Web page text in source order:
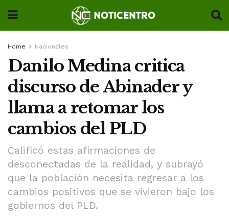
Home Nacionales
Danilo Medina critica
discurso de Abinader y
llama a retomar los
cambios del PLD
Calificó estas afirmaciones de
desconectadas de la realidad, y subrayó
que la población necesita regresar a los
cambios positivos que se vivieron bajo los
gobiernos del PLD.